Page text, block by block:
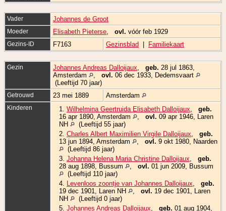
Vader Johannes de Groot
Moeder Elisabeth Pieterse ovl. vóór feb 1929
Gezins-ID F7163 Gezinsblad Familiekaart
Gezin Johannes Andreas Dalloijaux geb. 28 jul 1863,
Amsterdam
ovl. 06 dec 1933, Dedemsvaart
(Leeftijd 70 jaar)
Getrouwd 23 mei 1889 Amsterdam
Kinderen 1. Wilhelmina Geertruida Elisabeth Dalloijaux
geb.
16 apr 1890, Amsterdam
ovl. 09 apr 1946, Laren
NH
(Leeftijd 55 jaar)
2. Charles Albert Maximilien Virgile Dalloijaux
geb.
13 jun 1894, Amsterdam
ovl. 9 okt 1980, Naarden
(Leeftijd 86 jaar)
3. Johanna Helena Maria Christine Dalloijaux
geb.
28 aug 1898, Bussum
ovl. 01 jun 2009, Bussum
(Leeftijd 110 jaar)
4.
Levenloos zoontje van Johannes Dalloijaux
geb.
19 dec 1901, Laren NH
ovl. 19 dec 1901, Laren
NH
(Leeftijd 0 jaar)
5. Johannes Andreas Dalloijaux geb. 01 aug 1904,